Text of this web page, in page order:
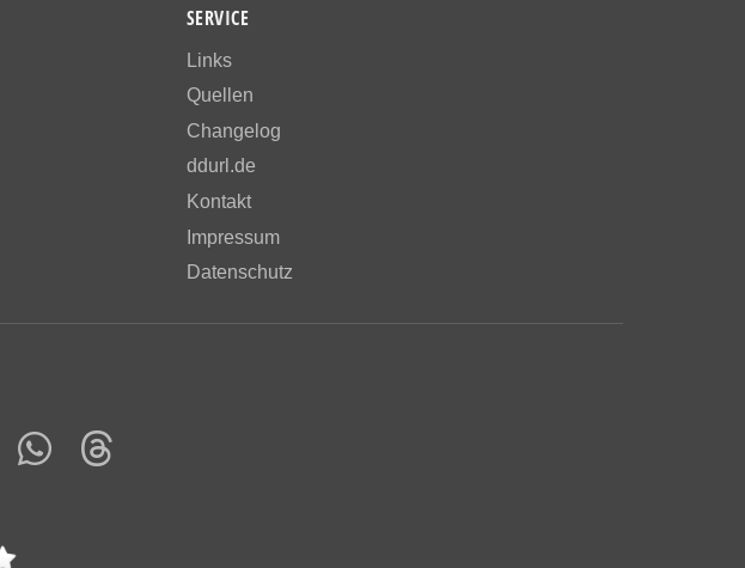
SERVICE
Links
Quellen
Changelog
ddurl.de
Kontakt
Impressum
Datenschutz